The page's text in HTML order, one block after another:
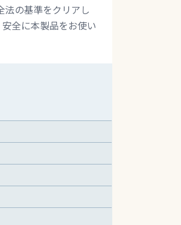
法の基準をクリアし
安全に本製品をお使い